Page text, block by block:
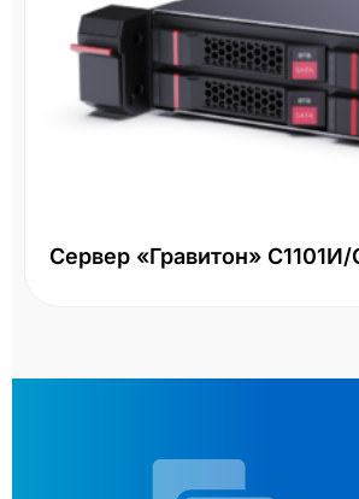
Сервер «Гравитон» С1101И/